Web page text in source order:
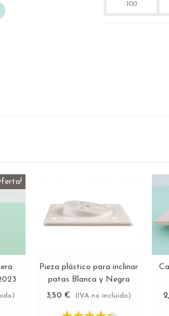
100
Ver más
Pieza plástico para inclinar
patas Blanca y Negra
Ref.730P
3,50 € (IVA no incluido)